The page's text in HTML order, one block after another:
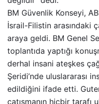
BM Güvenlik Konseyi,
İsrail-Filistin arasındaki
araya geldi. BM Genel
toplantıda yaptığı
derhal insani ateşkes
Şeridi’nde uluslararası
edildiğini ifade etti.
çatışmanın hiçbir tarafı